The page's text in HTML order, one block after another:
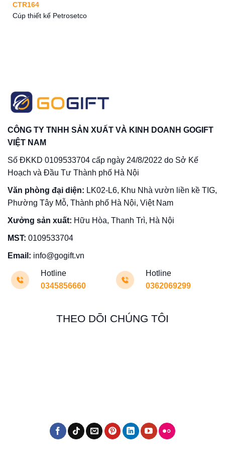
CTR164
Cúp thiết kế Petrosetco
CÔNG TY TNHH SẢN XUẤT VÀ KINH DOANH GOGIFT
VIỆT NAM
Số ĐKKD 0109533704 cấp ngày 24/8/2022 do Sở Kế
Hoạch và Đầu Tư Thành phố Hà Nội
Văn phòng đại diện: LK02-L6, Khu Nhà vườn liền kề TIG,
Phường Tây Mỗ, Thành phố Hà Nội, Việt Nam
Xưởng sản xuất: Hữu Hòa, Thanh Trì, Hà Nội
MST: 0109533704
Email: info@gogift.vn
Hotline
0345856660
Hotline
0362069299
THEO DÕI CHÚNG TÔI